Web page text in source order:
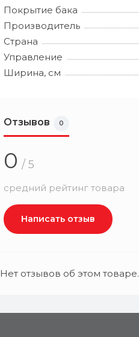
Покрытие бака
Производитель
Страна
Управление
Ширина, см
Отзывов 0
0 / 5
средний рейтинг товара
Написать отзыв
Нет отзывов об этом товаре.